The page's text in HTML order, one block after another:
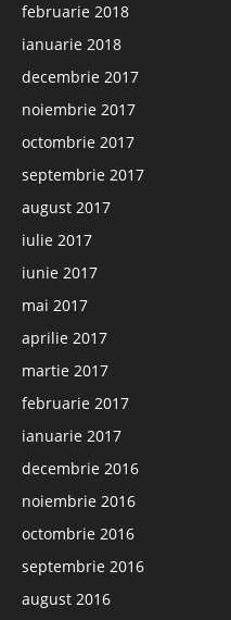
februarie 2018
ianuarie 2018
decembrie 2017
noiembrie 2017
octombrie 2017
septembrie 2017
august 2017
iulie 2017
iunie 2017
mai 2017
aprilie 2017
martie 2017
februarie 2017
ianuarie 2017
decembrie 2016
noiembrie 2016
octombrie 2016
septembrie 2016
august 2016